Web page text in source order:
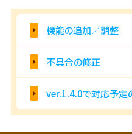
機能の追加／調整
不具合の修正
ver.1.4.0で対応予定